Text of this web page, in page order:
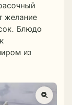
желание
Блюдо
из